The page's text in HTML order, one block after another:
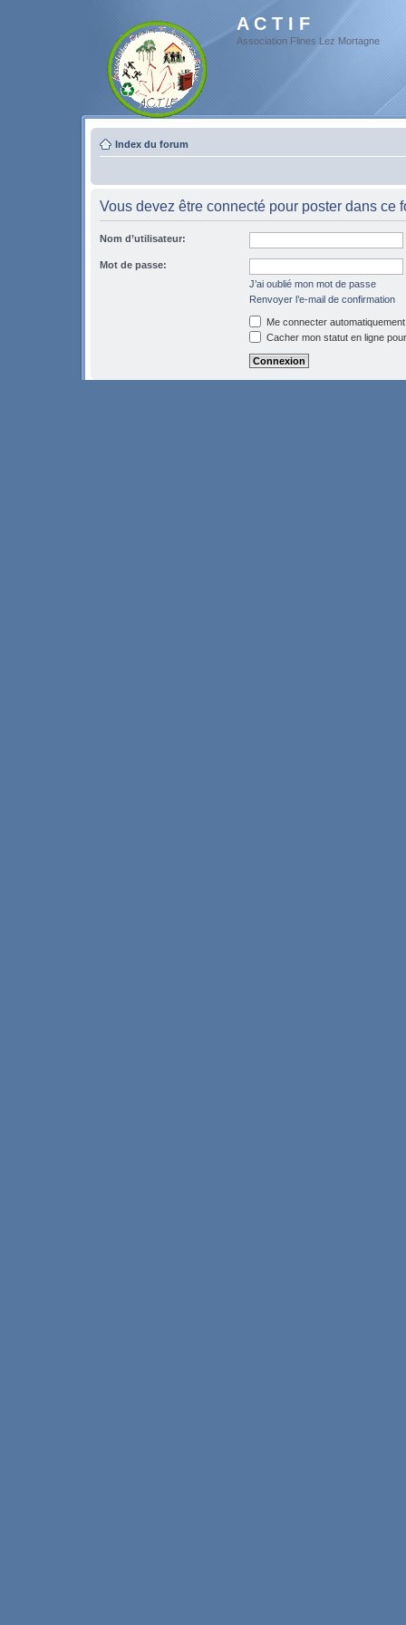
A C T I F
Association Flines Lez Mortagne
Index du forum
Vous devez être connecté pour poster dans ce
Nom d’utilisateur:
Mot de passe:
J’ai oublié mon mot de passe
Renvoyer l’e-mail de confirmation
Me connecter
Cacher mon statut en ligne